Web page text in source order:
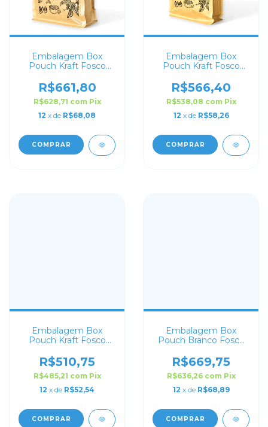
Embalagem Box
Pouch Kraft Fosco
R$661,80
R$628,71 com Pix
12 x de R$68,08
COMPRAR
Embalagem Box
Pouch Kraft Fosco
R$566,40
R$538,08 com Pix
12 x de R$58,26
COMPRAR
Embalagem Box
Pouch Kraft Fosco
R$510,75
R$485,21 com Pix
12 x de R$52,54
COMPRAR
Embalagem Box
Pouch Branco Fosco
Personalizado
R$669,75
R$636,26 com Pix
12 x de R$68,89
COMPRAR